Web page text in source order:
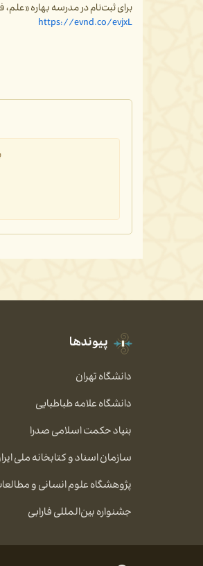
برای ثبت‌نام در مدرسه بهاره «علم،
https://evnd.co/evjxL
پیوندها
دانشگاه تهران
دانشگاه علامه طباطبایی
بنیاد حکمت اسلامی صدرا
سازمان اسناد و کتابخانه ملی
پژوهشگاه علوم انسانی و
جشنواره بین‌المللی فارابی